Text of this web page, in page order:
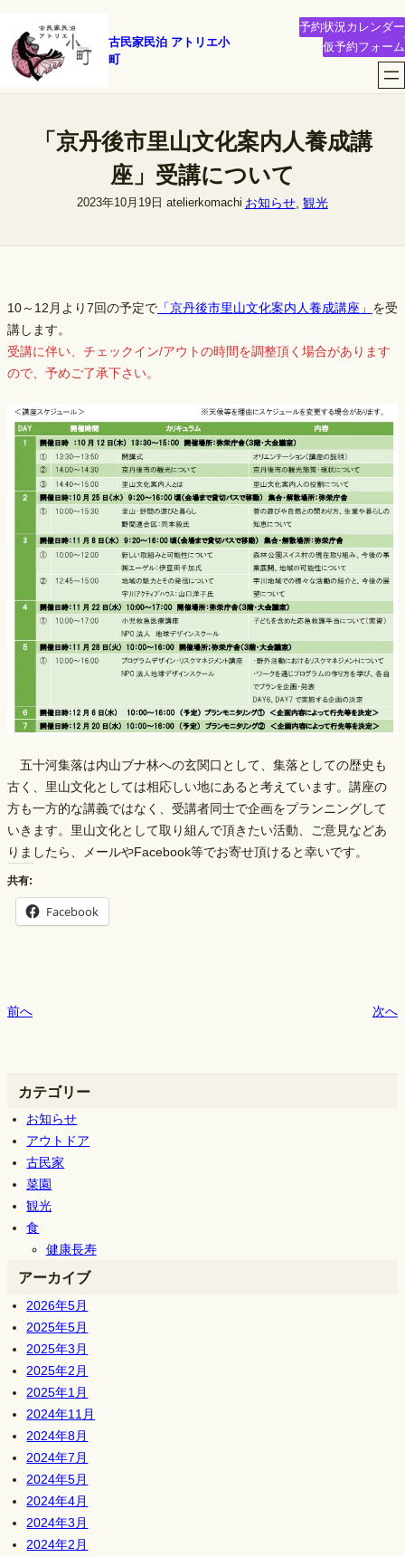
容
を
古民家民泊 アトリエ小
町
予約状況カレンダー
仮予約フォーム
「京丹後市里山文化案内人養成講
座」受講について
2023年10月19日 atelierkomachi お知らせ, 観光
10～12月より7回の予定で 「京丹後市里山文化案内人養成講座」 を受
講します。
受講に伴い、チェックイン/アウトの時間を調整頂く場合があります
ので、予めご了承下さい。
五十河集落は内山ブナ林への玄関口として、集落としての歴史も
古く、里山文化としては相応しい地にあると考えています。講座の
方も一方的な講義ではなく、受講者同士で企画をプランニングして
いきます。里山文化として取り組んで頂きたい活動、ご意見などあ
りましたら、メールやFacebook等でお寄せ頂けると幸いです。
共有:
Facebook
前へ 次へ
カテゴリー
お知らせ
アウトドア
古民家
菜園
観光
食
健康長寿
アーカイブ
2026年5月
2025年5月
2025年3月
2025年2月
2025年1月
2024年11月
2024年8月
2024年7月
2024年5月
2024年4月
2024年3月
2024年2月